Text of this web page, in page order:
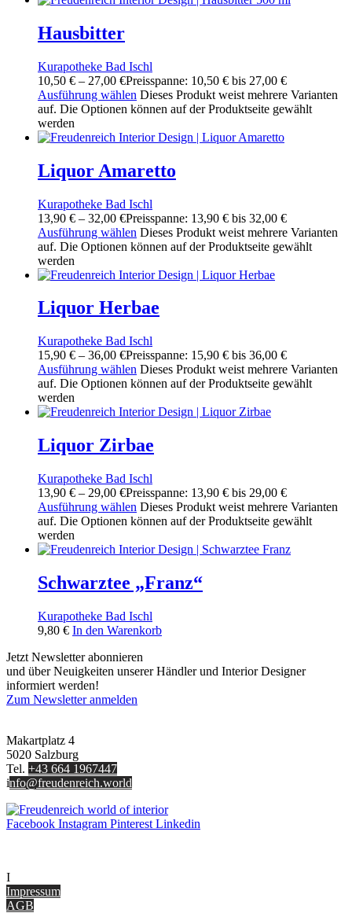
Hausbitter
Kurapotheke Bad Ischl
10,50 € – 27,00 €Preisspanne: 10,50 € bis 27,00 €
Ausführung wählen Dieses Produkt weist mehrere Varianten
auf. Die Optionen können auf der Produktseite gewählt
werden
Liquor Amaretto
Kurapotheke Bad Ischl
13,90 € – 32,00 €Preisspanne: 13,90 € bis 32,00 €
Ausführung wählen Dieses Produkt weist mehrere Varianten
auf. Die Optionen können auf der Produktseite gewählt
werden
Liquor Herbae
Kurapotheke Bad Ischl
15,90 € – 36,00 €Preisspanne: 15,90 € bis 36,00 €
Ausführung wählen Dieses Produkt weist mehrere Varianten
auf. Die Optionen können auf der Produktseite gewählt
werden
Liquor Zirbae
Kurapotheke Bad Ischl
13,90 € – 29,00 €Preisspanne: 13,90 € bis 29,00 €
Ausführung wählen Dieses Produkt weist mehrere Varianten
auf. Die Optionen können auf der Produktseite gewählt
werden
Schwarztee „Franz“
Kurapotheke Bad Ischl
9,80 € In den Warenkorb
Jetzt Newsletter abonnieren
und über Neuigkeiten unserer Händler und Interior Designer
informiert werden!
Zum Newsletter anmelden
Makartplatz 4
5020 Salzburg
Tel. +43 664 1967447
info@freudenreich.world
Facebook Instagram Pinterest Linkedin
I
Impressum
AGB